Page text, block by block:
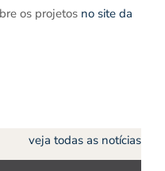
os projetos no site da
veja todas as notícias